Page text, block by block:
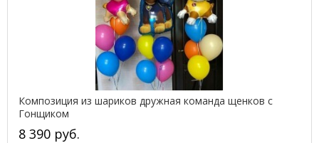
Композиция из шариков дружная команда щенков с
Гонщиком
8 390 руб.